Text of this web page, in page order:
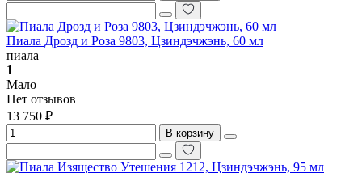
Пиала Дрозд и Роза 9803, Цзиндэчжэнь, 60 мл
пиала
1
Мало
Нет отзывов
13 750 ₽
В корзину